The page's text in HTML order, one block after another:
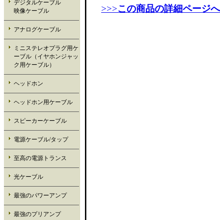
デジタルケーブル
映像ケーブル
アナログケーブル
ミニステレオプラグ用ケ
ーブル（イヤホンジャッ
ク用ケーブル）
ヘッドホン
ヘッドホン用ケーブル
スピーカーケーブル
電源ケーブル/タップ
至高の電源トランス
光ケーブル
最強のパワーアンプ
最強のプリアンプ
>>>この商品の詳細ページ